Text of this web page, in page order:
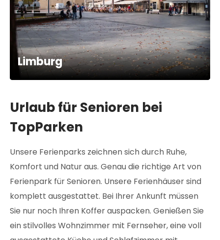
Limburg
Urlaub für Senioren bei
TopParken
Unsere Ferienparks zeichnen sich durch Ruhe,
Komfort und Natur aus. Genau die richtige Art von
Ferienpark für Senioren. Unsere Ferienhäuser sind
komplett ausgestattet. Bei Ihrer Ankunft müssen
Sie nur noch Ihren Koffer auspacken. Genießen Sie
ein stilvolles Wohnzimmer mit Fernseher, eine voll